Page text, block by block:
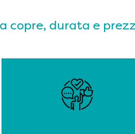
copre, durata e